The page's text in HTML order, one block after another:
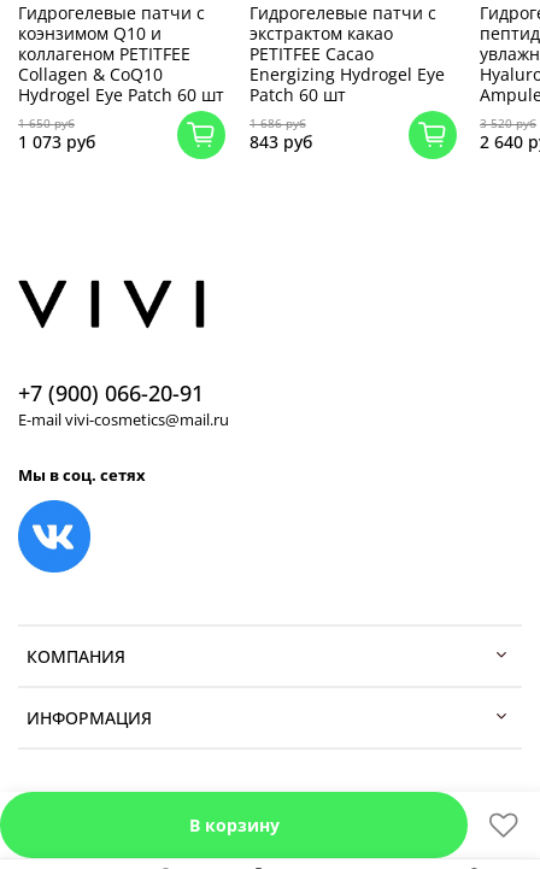
В корзину
Гидрогелевые патчи с
коэнзимом Q10 и
коллагеном PETITFEE
Collagen & CoQ10
Hydrogel Eye Patch 60 шт
1 650 руб
1 073 руб
Гидрогелевые патчи с
экстрактом какао
PETITFEE Cacao
Energizing Hydrogel Eye
Patch 60 шт
1 686 руб
843 руб
3 520 руб
2 640
КОМПАНИЯ
ИНФОРМАЦИЯ
+7 (900) 066-20-91
E-mail vivi-cosmetics@mail.ru
Мы в соц. сетях